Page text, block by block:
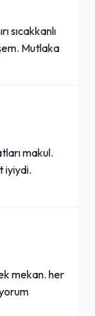
sıcakkanlı
Mutlaka
makul.
iyiydi.
mekan. her